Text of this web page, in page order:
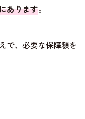
あります。
で、必要な保障額を